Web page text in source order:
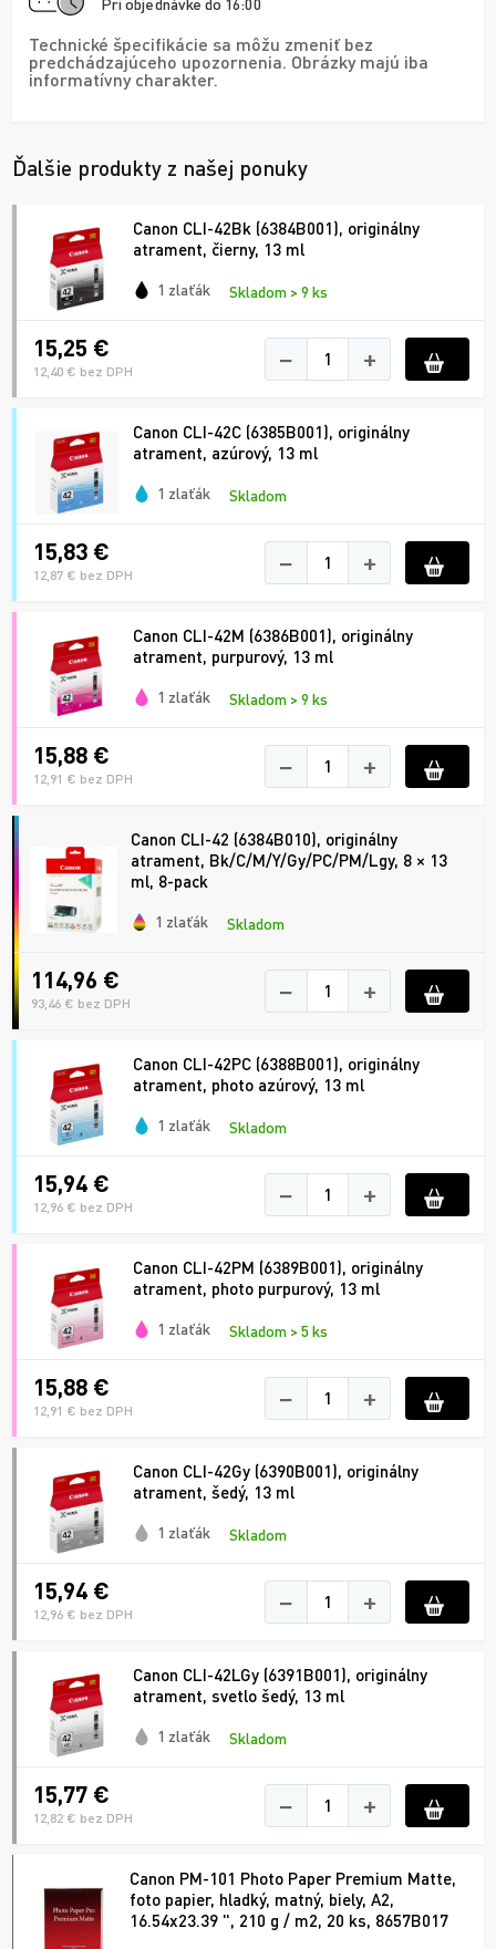
Technické špecifikácie sa môžu zmeniť bez
predchádzajúceho upozornenia. Obrázky majú iba
informatívny charakter.
Ďalšie produkty z našej ponuky
Canon CLI-42Bk (6384B001), originálny
atrament, čierny, 13 ml
1 zlaťák Skladom > 9 ks
15,25 €
12,40 € bez DPH − +
Canon CLI-42C (6385B001), originálny
atrament, azúrový, 13 ml
1 zlaťák Skladom
15,83 €
12,87 € bez DPH − +
Canon CLI-42M (6386B001), originálny
atrament, purpurový, 13 ml
1 zlaťák Skladom > 9 ks
15,88 €
12,91 € bez DPH − +
Canon CLI-42 (6384B010), originálny
atrament, Bk/C/M/Y/Gy/PC/PM/Lgy, 8 × 13
ml, 8-pack
1 zlaťák Skladom
114,96 €
93,46 € bez DPH − +
Canon CLI-42PC (6388B001), originálny
atrament, photo azúrový, 13 ml
1 zlaťák Skladom
15,94 €
12,96 € bez DPH − +
Canon CLI-42PM (6389B001), originálny
atrament, photo purpurový, 13 ml
1 zlaťák Skladom > 5 ks
15,88 €
12,91 € bez DPH − +
Canon CLI-42Gy (6390B001), originálny
atrament, šedý, 13 ml
1 zlaťák Skladom
15,94 €
12,96 € bez DPH − +
Canon CLI-42LGy (6391B001), originálny
atrament, svetlo šedý, 13 ml
1 zlaťák Skladom
15,77 €
12,82 € bez DPH − +
Canon PM-101 Photo Paper Premium Matte,
foto papier, hladký, matný, biely, A2,
16.54x23.39 ", 210 g / m2, 20 ks, 8657B017